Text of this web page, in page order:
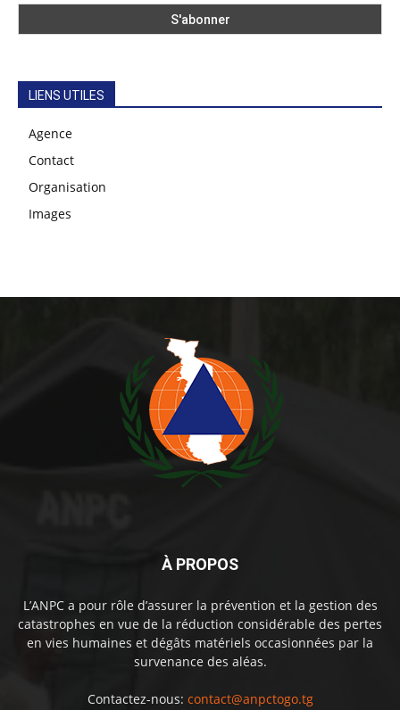
LIENS UTILES
Agence
Contact
Organisation
Images
À PROPOS
L’ANPC a pour rôle d’assurer la prévention et la gestion des
catastrophes en vue de la réduction considérable des pertes
en vies humaines et dégâts matériels occasionnées par la
survenance des aléas.
Contactez-nous: contact@anpctogo.tg